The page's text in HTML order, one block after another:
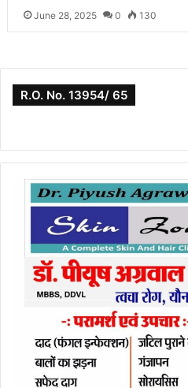
June 28, 2025 0 130
R.O. No. 13954/ 65